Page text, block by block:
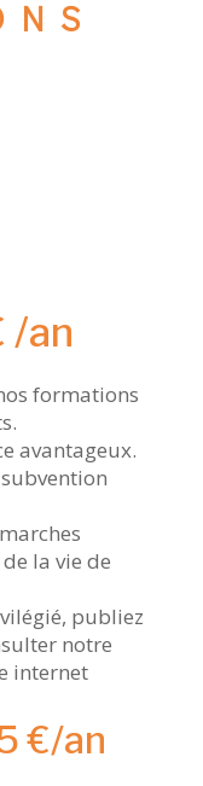
/an
formations
avantageux.
la vie de
publiez
notre
internet
€/an